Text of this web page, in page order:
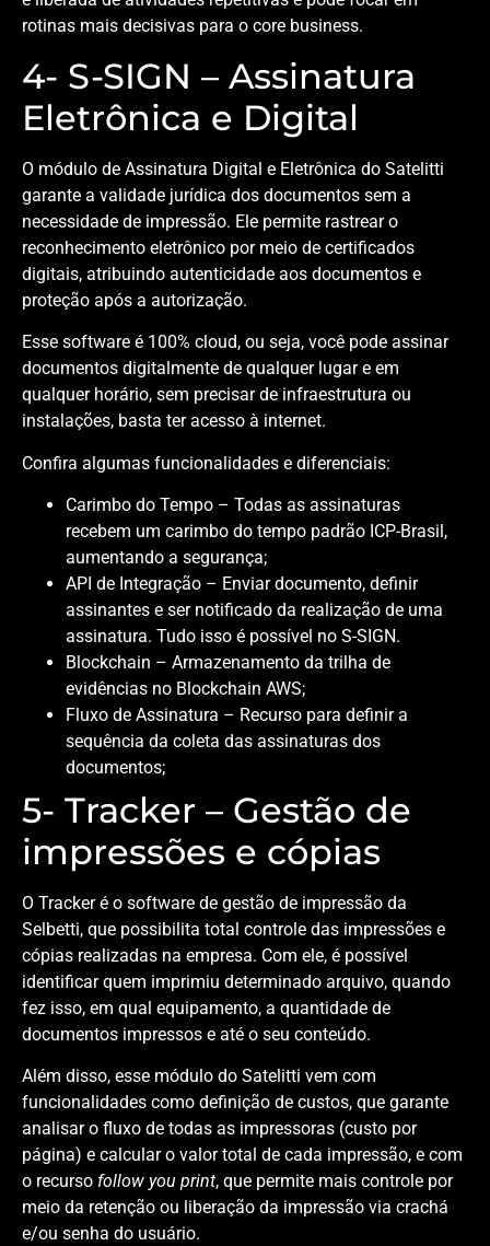
rotinas mais decisivas para o core business.
4- S-SIGN – Assinatura
Eletrônica e Digital
O módulo de Assinatura Digital e Eletrônica do Satelitti
garante a validade jurídica dos documentos sem a
necessidade de impressão. Ele permite rastrear o
reconhecimento eletrônico por meio de certificados
digitais, atribuindo autenticidade aos documentos e
proteção após a autorização.
Esse software é 100% cloud, ou seja, você pode assinar
documentos digitalmente de qualquer lugar e em
qualquer horário, sem precisar de infraestrutura ou
instalações, basta ter acesso à internet.
Confira algumas funcionalidades e diferenciais:
Carimbo do Tempo – Todas as assinaturas
recebem um carimbo do tempo padrão ICP-Brasil,
aumentando a segurança;
API de Integração – Enviar documento, definir
assinantes e ser notificado da realização de uma
assinatura. Tudo isso é possível no S-SIGN.
Blockchain – Armazenamento da trilha de
evidências no Blockchain AWS;
Fluxo de Assinatura – Recurso para definir a
sequência da coleta das assinaturas dos
documentos;
5- Tracker – Gestão de
impressões e cópias
O Tracker é o software de gestão de impressão da
Selbetti, que possibilita total controle das impressões e
cópias realizadas na empresa. Com ele, é possível
identificar quem imprimiu determinado arquivo, quando
fez isso, em qual equipamento, a quantidade de
documentos impressos e até o seu conteúdo.
Além disso, esse módulo do Satelitti vem com
funcionalidades como definição de custos, que garante
analisar o fluxo de todas as impressoras (custo por
página) e calcular o valor total de cada impressão, e com
o recurso follow you print, que permite mais controle por
meio da retenção ou liberação da impressão via crachá
e/ou senha do usuário.